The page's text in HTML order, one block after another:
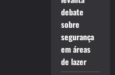
debate
sobre
segurança
em áreas
de lazer